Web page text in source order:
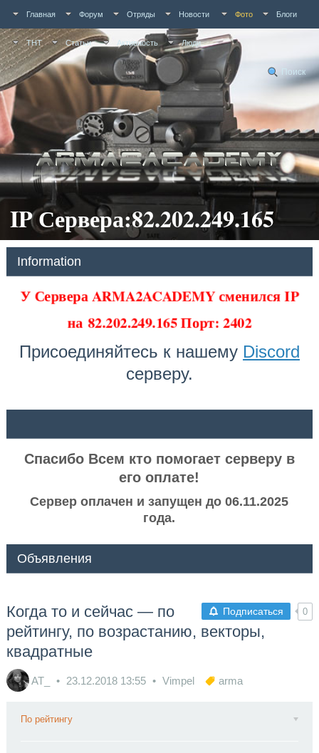
Главная Форум Отряды Новости Фото Блоги
ТНТ Статьи Активность Люди
Поиск
IP Сервера:82.202.249.165
Information
У Сервера ARMA2ACADEMY сменился IP
на82.202.249.165 Порт: 2402
Присоединяйтесь к нашему Discord
серверу.
Спасибо Всем кто помогает серверу в
его оплате!
Сервер оплачен и запущен до 06.11.2025
года.
Объявления
Подписаться 0
Когда то и сейчас — по
рейтингу, по возрастанию, векторы,
квадратные
AT_ 23.12.2018 13:55 Vimpel arma
По рейтингу